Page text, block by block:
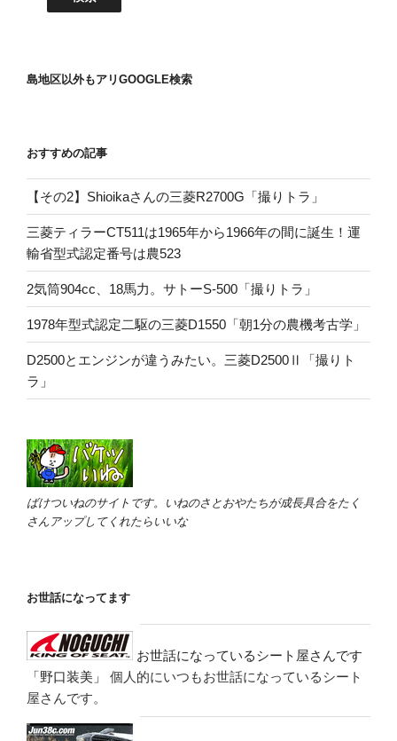
島地区以外もアリGOOGLE検索
おすすめの記事
【その2】Shioikaさんの三菱R2700G「撮りトラ」
三菱ティラーCT511は1965年から1966年の間に誕生！運
輸省型式認定番号は農523
2気筒904cc、18馬力。サトーS-500「撮りトラ」
1978年型式認定二駆の三菱D1550「朝1分の農機考古学」
D2500とエンジンが違うみたい。三菱D2500Ⅱ「撮りト
ラ」
ばけついねのサイトです。いねのさとおやたちが成長具合をたく
さんアップしてくれたらいいな
お世話になってます
お世話になっているシート屋さんです
「野口装美」
個人的にいつもお世話になっているシート
屋さんです。